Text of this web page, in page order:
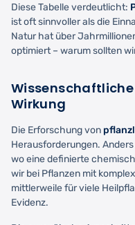
Diese Tabelle verdeutlicht:
ist oft sinnvoller als die
Natur hat über
optimiert – warum sollten
Wirkung
Die Erforschung von
Herausforderungen.
wo eine definierte
wir bei Pflanzen mit
mittlerweile für viele
Evidenz.